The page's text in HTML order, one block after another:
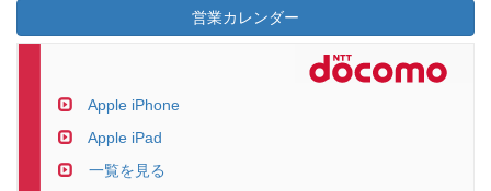
営業カレンダー
Apple iPhone
Apple iPad
一覧を見る